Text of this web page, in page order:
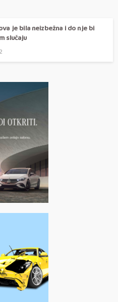
je bila neizbežna i do nje bi
slučaju